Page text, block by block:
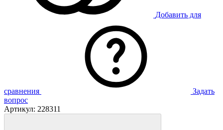
Добавить для
сравнения
Задать
вопрос
Артикул: 228311